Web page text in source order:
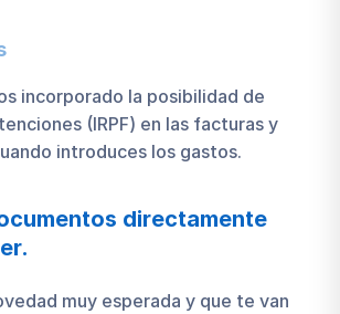
incorporado la posibilidad de
(IRPF) en las facturas y
introduces los gastos.
directamente
muy esperada y que te van